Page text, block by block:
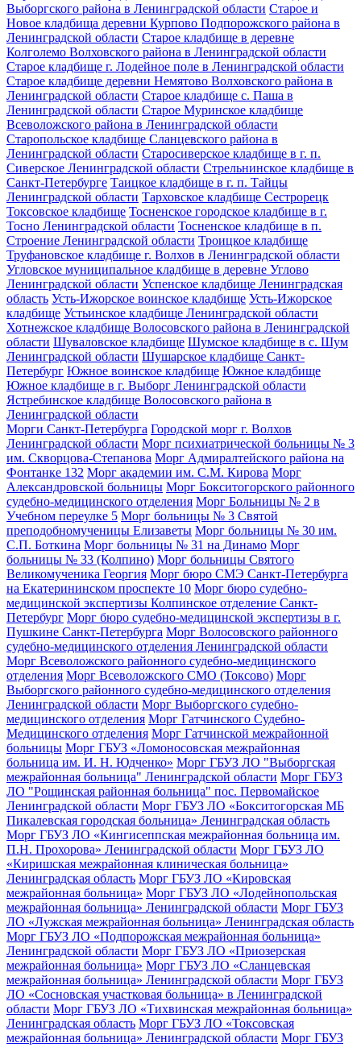
Выборгского района в Ленинградской области Старое и
Новое кладбища деревни Курпово Подпорожского района в
Ленинградской области Старое кладбище в деревне
Колголемо Волховского района в Ленинградской области
Старое кладбище г. Лодейное поле в Ленинградской области
Старое кладбище деревни Немятово Волховского района в
Ленинградской области Старое кладбище с. Паша в
Ленинградской области Старое Муринское кладбище
Всеволожского района в Ленинградской области
Старопольское кладбище Сланцевского района в
Ленинградской области Старосиверское кладбище в г. п.
Сиверское Ленинградской области Стрельнинское кладбище в
Санкт-Петербурге Таицкое кладбище в г. п. Тайцы
Ленинградской области Тарховское кладбище Сестрорецк
Токсовское кладбище Тосненское городское кладбище в г.
Тосно Ленинградской области Тосненское кладбище в п.
Строение Ленинградской области Троицкое кладбище
Труфановское кладбище г. Волхов в Ленинградской области
Угловское муниципальное кладбище в деревне Углово
Ленинградской области Успенское кладбище Ленинградская
область Усть-Ижорское воинское кладбище Усть-Ижорское
кладбище Устьинское кладбище Ленинградской области
Хотнежское кладбище Волосовского района в Ленинградской
области Шуваловское кладбище Шумское кладбище в с. Шум
Ленинградской области Шушарское кладбище Санкт-
Петербург Южное воинское кладбище Южное кладбище
Южное кладбище в г. Выборг Ленинградской области
Ястребинское кладбище Волосовского района в
Ленинградской области
Морги Санкт-Петербурга Городской морг г. Волхов
Ленинградской области Морг психиатрической больницы № 3
им. Скворцова-Степанова Морг Адмиралтейского района на
Фонтанке 132 Морг академии им. С.М. Кирова Морг
Александровской больницы Морг Бокситогорского районного
судебно-медицинского отделения Морг Больницы № 2 в
Учебном переулке 5 Морг больницы № 3 Святой
преподобномученицы Елизаветы Морг больницы № 30 им.
С.П. Боткина Морг больницы № 31 на Динамо Морг
больницы № 33 (Колпино) Морг больницы Святого
Великомученика Георгия Морг бюро СМЭ Санкт-Петербурга
на Екатерининском проспекте 10 Морг бюро судебно-
медицинской экспертизы Колпинское отделение Санкт-
Петербург Морг бюро судебно-медицинской экспертизы в г.
Пушкине Санкт-Петербурга Морг Волосовского районного
судебно-медицинского отделения Ленинградской области
Морг Всеволожского районного судебно-медицинского
отделения Морг Всеволожского СМО (Токсово) Морг
Выборгского районного судебно-медицинского отделения
Ленинградской области Морг Выборгского судебно-
медицинского отделения Морг Гатчинского Судебно-
Медицинского отделения Морг Гатчинской межрайонной
больницы Морг ГБУЗ «Ломоносовская межрайонная
больница им. И. Н. Юдченко» Морг ГБУЗ ЛО "Выборгская
межрайонная больница" Ленинградской области Морг ГБУЗ
ЛО "Рощинская районная больница" пос. Первомайское
Ленинградской области Морг ГБУЗ ЛО «Бокситогорская МБ
Пикалевская городская больница» Ленинградская область
Морг ГБУЗ ЛО «Кингисеппская межрайонная больница им.
П.Н. Прохорова» Ленинградской области Морг ГБУЗ ЛО
«Киришская межрайонная клиническая больница»
Ленинградская область Морг ГБУЗ ЛО «Кировская
межрайонная больница» Морг ГБУЗ ЛО «Лодейнопольская
межрайонная больница» Ленинградской области Морг ГБУЗ
ЛО «Лужская межрайонная больница» Ленинградская область
Морг ГБУЗ ЛО «Подпорожская межрайонная больница»
Ленинградской области Морг ГБУЗ ЛО «Приозерская
межрайонная больница» Морг ГБУЗ ЛО «Сланцевская
межрайонная больница» Ленинградской области Морг ГБУЗ
ЛО «Сосновская участковая больница» в Ленинградской
области Морг ГБУЗ ЛО «Тихвинская межрайонная больница»
Ленинградская область Морг ГБУЗ ЛО «Токсовская
межрайонная больница» Ленинградской области Морг ГБУЗ